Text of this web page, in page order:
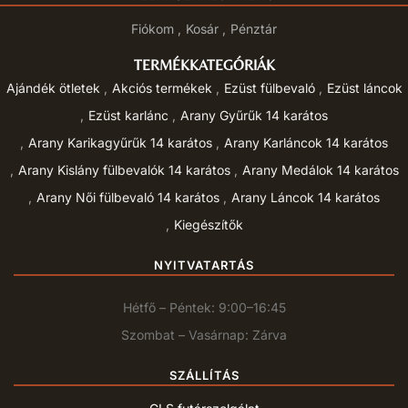
Fiókom Kosár Pénztár
TERMÉKKATEGÓRIÁK
Ajándék ötletek Akciós termékek Ezüst fülbevaló
Ezüst láncok
Ezüst karlánc
Arany Gyűrűk 14 karátos
Arany Karikagyűrűk 14 karátos
Arany Karláncok 14 karátos
Arany Kislány fülbevalók 14 karátos
Arany Medálok 14 karátos
Arany Női fülbevaló 14 karátos
Arany Láncok 14 karátos
Kiegészítők
NYITVATARTÁS
Hétfő – Péntek: 9:00–16:45
Szombat – Vasárnap: Zárva
SZÁLLÍTÁS